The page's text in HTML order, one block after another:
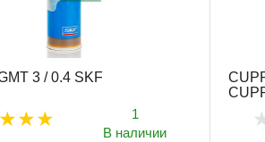
3 / 0.4 SKF
1
В наличии